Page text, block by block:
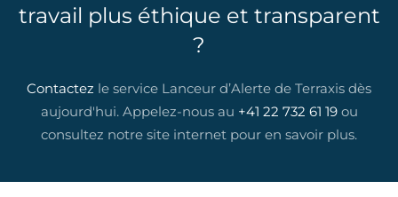
mediation process. I strongly recommend
Terraxis and I am thankful for their support
travail plus éthique et transparent
?
Contactez le service Lanceur d’Alerte de Terraxis dès
aujourd'hui. Appelez-nous au +41 22 732 61 19ou
consultez notre site internet pour en savoir plus.